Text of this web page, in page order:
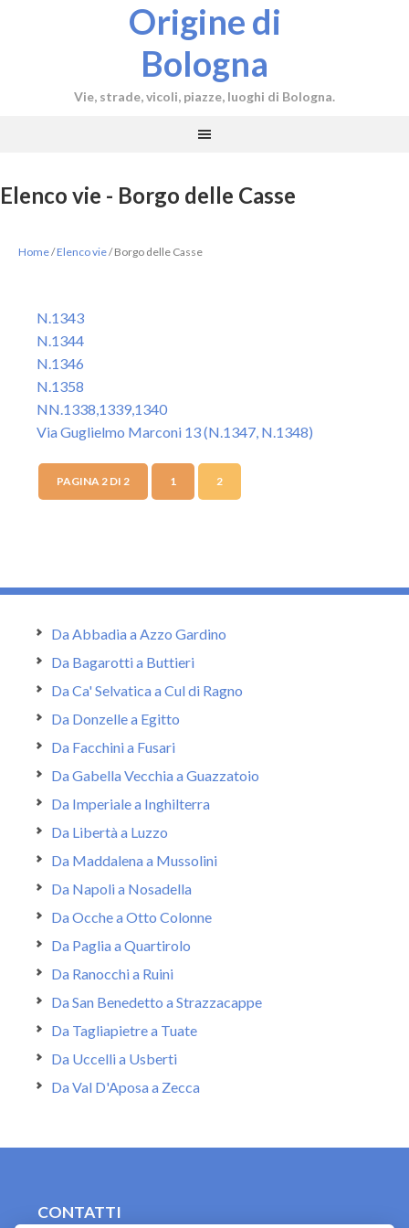
Origine di
Bologna
Vie, strade, vicoli, piazze, luoghi di Bologna.
Elenco vie - Borgo delle Casse
Home/Elenco vie/Borgo delle Casse
N.1343
N.1344
N.1346
N.1358
NN.1338,1339,1340
Via Guglielmo Marconi 13 (N.1347, N.1348)
PAGINA 2 DI 2 1 2
Da Abbadia a Azzo Gardino
Da Bagarotti a Buttieri
Da Ca' Selvatica a Cul di Ragno
Da Donzelle a Egitto
Da Facchini a Fusari
Da Gabella Vecchia a Guazzatoio
Da Imperiale a Inghilterra
Da Libertà a Luzzo
Da Maddalena a Mussolini
Da Napoli a Nosadella
Da Ocche a Otto Colonne
Da Paglia a Quartirolo
Da Ranocchi a Ruini
Da San Benedetto a Strazzacappe
Da Tagliapietre a Tuate
Da Uccelli a Usberti
Da Val D'Aposa a Zecca
CONTATTI